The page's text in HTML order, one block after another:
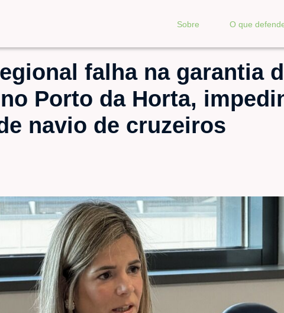
Sobre O que
falha na garantia
Porto da Horta,
navio de cruzeiros